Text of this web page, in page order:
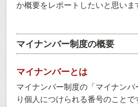
か概要をレポートしたいと思いま
マイナンバー制度の概要
マイナンバーとは
マイナンバー制度の「マイナンバ
り個人につけられる番号のことで